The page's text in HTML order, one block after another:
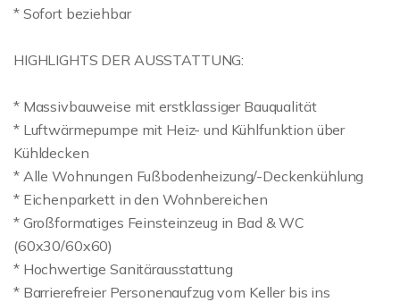
* Sofort beziehbar
HIGHLIGHTS DER AUSSTATTUNG:
* Massivbauweise mit erstklassiger Bauqualität
* Luftwärmepumpe mit Heiz- und Kühlfunktion über
Kühldecken
* Alle Wohnungen Fußbodenheizung/-Deckenkühlung
* Eichenparkett in den Wohnbereichen
* Großformatiges Feinsteinzeug in Bad & WC
(60x30/60x60)
* Hochwertige Sanitärausstattung
* Barrierefreier Personenaufzug vom Keller bis ins